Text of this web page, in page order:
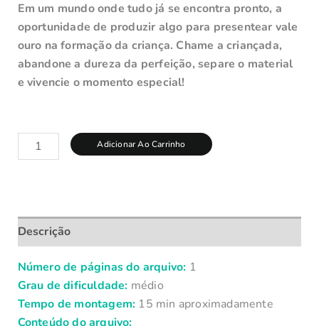
Em um mundo onde tudo já se encontra pronto, a
oportunidade de produzir algo para presentear vale
ouro na formação da criança. Chame a criançada,
abandone a dureza da perfeição, separe o material
e vivencie o momento especial!
Adicionar Ao Carrinho
Descrição
Número de páginas do arquivo: 1
Grau de dificuldade: médio
Tempo de montagem: 15 min aproximadamente
Conteúdo do arquivo: